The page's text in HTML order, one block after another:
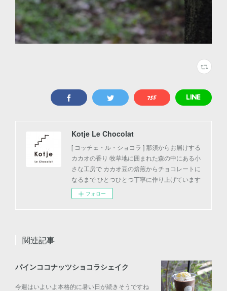
Kotje Le Chocolat
[ コッチェ・ル・ショコラ ] 那須からお届けする
カカオの香り 牧草地に囲まれた森の中にある小
さな工房で カカオ豆の焙煎からチョコレートに
なるまで ひとつひとつ丁寧に作り上げています
フォロー
関連記事
パインココナッツショコラシェイク
今週はいよいよ本格的に暑い日が続きそうですね